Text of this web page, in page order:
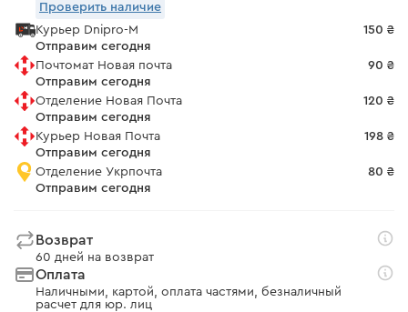
Проверить наличие
Курьер Dnipro-M
Отправим сегодня
150 ₴
Почтомат Новая почта
Отправим сегодня
90 ₴
Отделение Новая Почта
Отправим сегодня
120 ₴
Курьер Новая Почта
Отправим сегодня
198 ₴
Отделение Укрпочта
Отправим сегодня
80 ₴
Возврат
60 дней на возврат
Оплата
Наличными, картой, оплата частями, безналичный
расчет для юр. лиц